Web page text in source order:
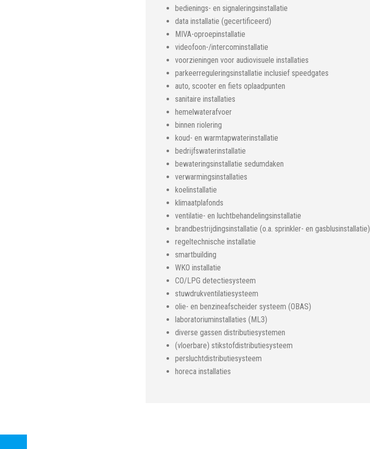
bedienings- en signaleringsinstallatie
data installatie (gecertificeerd)
MIVA-oproepinstallatie
videofoon-/intercominstallatie
voorzieningen voor audiovisuele installaties
parkeerreguleringsinstallatie inclusief speedgates
auto, scooter en fiets oplaadpunten
sanitaire installaties
hemelwaterafvoer
binnen riolering
koud- en warmtapwaterinstallatie
bedrijfswaterinstallatie
bewateringsinstallatie sedumdaken
verwarmingsinstallaties
koelinstallatie
klimaatplafonds
ventilatie- en luchtbehandelingsinstallatie
brandbestrijdingsinstallatie (o.a. sprinkler- en gasblusinstallatie)
regeltechnische installatie
smartbuilding
WKO installatie
CO/LPG detectiesysteem
stuwdrukventilatiesysteem
olie- en benzineafscheider systeem (OBAS)
laboratoriuminstallaties (ML3)
diverse gassen distributiesystemen
(vloerbare) stikstofdistributiesysteem
persluchtdistributiesysteem
horeca installaties